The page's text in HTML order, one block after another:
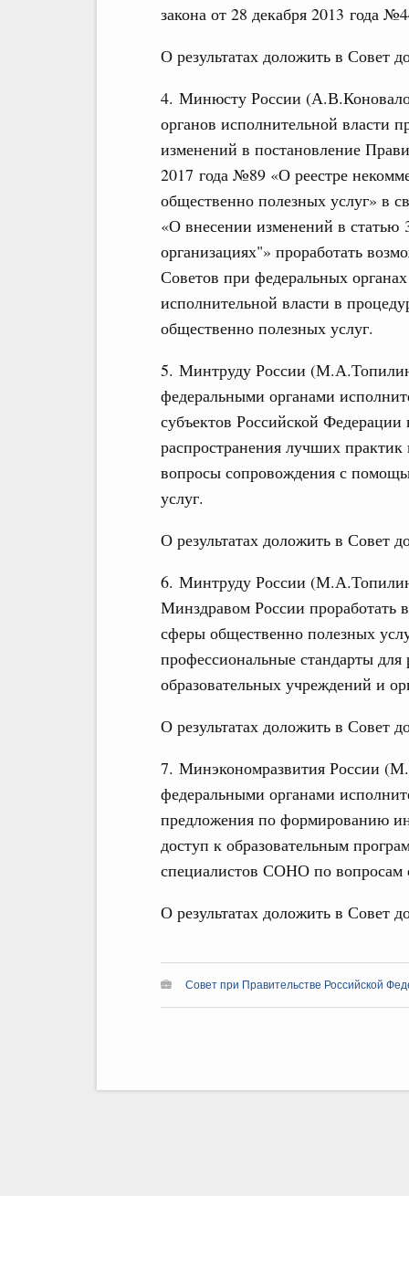
закона от 28 декабря 2013 года
О результатах доложить в Совет
4. Минюсту России
органов исполнительной власти
изменений в постановление
2017 года №89 «О реестре
общественно полезных услуг» в
«О внесении изменений в статью
организациях"» проработать
Советов при федеральных
исполнительной власти в
общественно полезных услуг.
5. Минтруду России
федеральными органами
субъектов Российской
распространения лучших
вопросы сопровождения с
услуг.
О результатах доложить в Совет
6. Минтруду России
Минздравом России проработать
сферы общественно полезных
профессиональные стандарты
образовательных учреждений и
О результатах доложить в Совет
7. Минэкономразвития России
федеральными органами
предложения по формированию
доступ к образовательным
специалистов СОНО по вопросам
О результатах доложить в Совет
Совет при Правительстве Российской